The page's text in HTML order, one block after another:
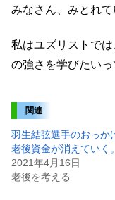
みなさん、みとれて
私はユズリストで
の強さを学びたいっ
関連
羽生結弦選手のおっか
老後資金が消えていく。
2021年4月16日
老後を考える